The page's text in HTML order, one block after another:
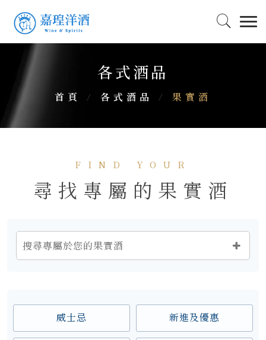
各式酒品
首頁 / 各式酒品 / 果實酒
FIND YOUR
尋找專屬的果實酒
威士忌 新進及優惠
搜尋專屬於您的果實酒